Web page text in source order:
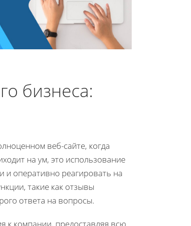
бизнеса:
веб-сайте, когда
на ум, это использование
и оперативно реагировать на
такие как отзывы
ответа на вопросы.
к компании, предоставляя всю